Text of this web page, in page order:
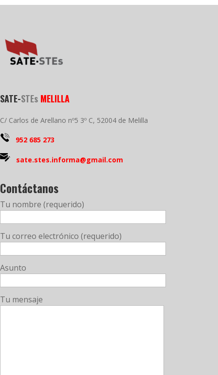
SATE-STEs MELILLA
C/ Carlos de Arellano nº5 3º C, 52004 de Melilla
952 685 273
sate.stes.informa@gmail.com
Contáctanos
Tu nombre (requerido)
Tu correo electrónico (requerido)
Asunto
Tu mensaje